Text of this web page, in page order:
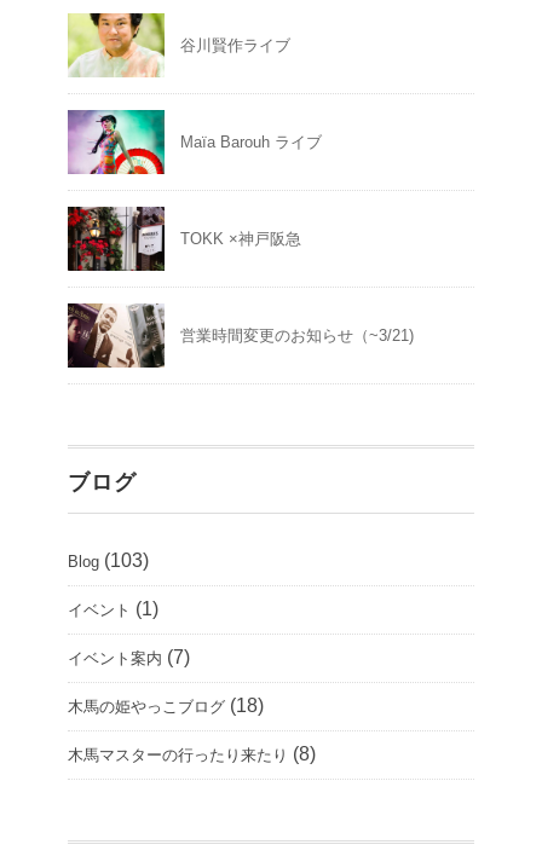
谷川賢作ライブ
Maïa Barouh ライブ
TOKK ×神戸阪急
営業時間変更のお知らせ（~3/21)
ブログ
Blog (103)
イベント (1)
イベント案内 (7)
木馬の姫やっこブログ (18)
木馬マスターの行ったり来たり (8)